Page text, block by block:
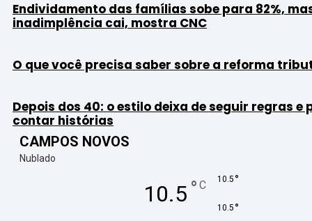
Endividamento das famílias sobe para 82%,
inadimplência cai, mostra CNC
O que você precisa saber sobre a reforma
Depois dos 40: o estilo deixa de seguir regras e
contar histórias
CAMPOS NOVOS
Nublado
10.5 ° C 10.5 °
10.5 °